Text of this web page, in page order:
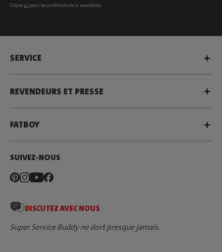
Clique ici pour les conditions de la newsletter
SERVICE
REVENDEURS ET PRESSE
FATBOY
SUIVEZ-NOUS
DISCUTEZ AVEC NOUS
Super Service Buddy ne dort presque jamais.